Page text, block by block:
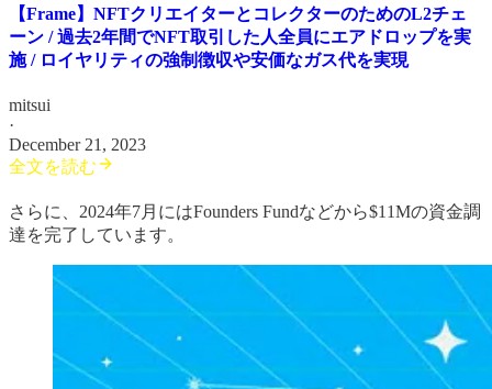
【Frame】NFTクリエイターとコレクターのためのL2チェ
ーン / 過去2年間でNFT取引した人全員にエアドロップを実
施 / ロイヤリティの強制徴収や安価なガス代を実現
mitsui
·
December 21, 2023
全文を読む
さらに、2024年7月にはFounders Fundなどから$11Mの資金調
達を完了しています。